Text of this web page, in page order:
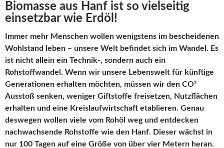
Biomasse aus Hanf ist so vielseitig
einsetzbar wie Erdöl!
Immer mehr Menschen wollen wenigstens im bescheidenen
Wohlstand leben – unsere Welt befindet sich im Wandel. Es
ist nicht allein ein Technik-, sondern auch ein
Rohstoffwandel. Wenn wir unsere Lebenswelt für künftige
Generationen erhalten möchten, müssen wir den CO²
Ausstoß senken, weniger Giftstoffe freisetzen, Nutzflächen
erhalten und eine Kreislaufwirtschaft etablieren. Genau
deswegen wollen viele vom Rohöl weg und entdecken
nachwachsende Rohstoffe wie den Hanf. Dieser wächst in
nur 100 Tagen auf eine Größe von über vier Metern heran.